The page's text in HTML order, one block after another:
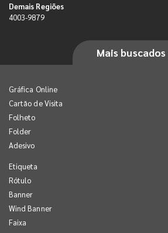
Demais Regiões
4003-9879
Mais buscados
Gráfica Online
Cartão de Visita
Folheto
Folder
Adesivo
Etiqueta
Rótulo
Banner
Wind Banner
Faixa